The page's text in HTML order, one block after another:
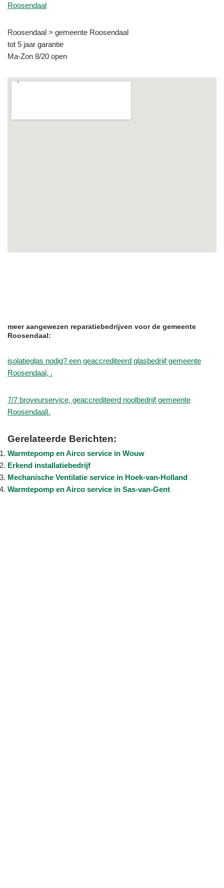
Roosendaal
Roosendaal > gemeente Roosendaal
tot 5 jaar garantie
Ma-Zon 8/20 open
meer aangewezen reparatiebedrijven voor de gemeente
Roosendaal:
isolatieglas nodig? een geaccrediteerd glasbedrijf gemeente
Roosendaal, .
7/7 broyeurservice, geaccrediteerd rioolbedrijf gemeente
Roosendaal|.
Gerelateerde Berichten:
Warmtepomp en Airco service in Wouw
Erkend installatiebedrijf
Mechanische Ventilatie service in Hoek-van-Holland
Warmtepomp en Airco service in Sas-van-Gent